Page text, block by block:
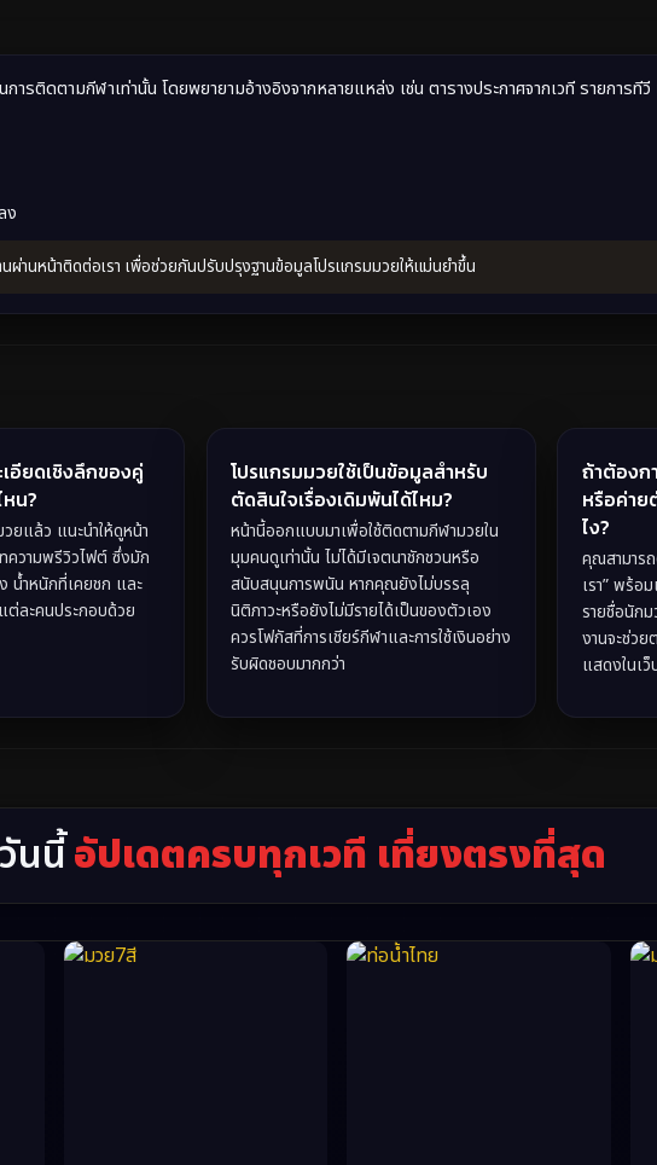
ารติดตามกีฬาเท่านั้น โดยพยายามอ้างอิงจากหลายแหล่ง เช่น ตารางประกาศจากเวที รายการที
ง
านหน้าติดต่อเรา เพื่อช่วยกันปรับปรุงฐานข้อมูลโปรแกรมมวยให้แม่นยำขึ้น
อียดเชิงลึกของคู่
น?
ยแล้ว แนะนำให้ดูหน้า
ความพรีวิวไฟต์ ซึ่งมัก
น้ำหนักที่เคยชก และ
ละคนประกอบด้วย
โปรแกรมมวยใช้เป็นข้อมูลสำหรับ
ตัดสินใจเรื่องเดิมพันได้ไหม?
หน้านี้ออกแบบมาเพื่อใช้ติดตามกีฬามวยใน
มุมคนดูเท่านั้น ไม่ได้มีเจตนาชักชวนหรือ
สนับสนุนการพนัน หากคุณยังไม่บรรลุ
นิติภาวะหรือยังไม่มีรายได้เป็นของตัวเอง
ควรโฟกัสที่การเชียร์กีฬาและการใช้เงินอย่าง
รับผิดชอบมากกว่า
ถ้าต้องก
หรือค่าย
ไง?
คุณสามาร
เรา” พร้อ
รายชื่อนัก
งานจะช่ว
แสดงในเว็
นนี้อัปเดตครบทุกเวที เที่ยงตรงที่สุด